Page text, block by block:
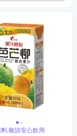
,敬請安心飲用